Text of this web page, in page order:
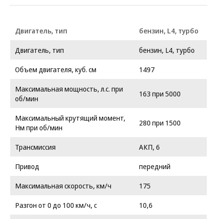
Двигатель, тип
бензин, L4, турбо
Двигатель, тип
бензин, L4, турбо
Объем двигателя, куб. см
1497
Максимальная мощность, л.с. при
об/мин
163 при 5000
Максимальный крутящий момент,
Нм при об/мин
280 при 1500
Трансмиссия
АКП, 6
Привод
передний
Максимальная скорость, км/ч
175
Разгон от 0 до 100 км/ч, с
10,6